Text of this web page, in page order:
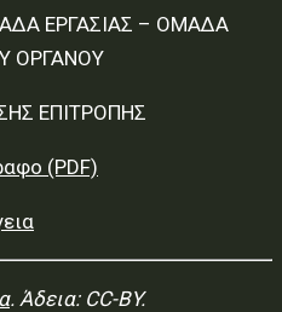
ΕΡΓΑΣΙΑΣ – ΟΜΑΔΑ
ΟΡΓΑΝΟΥ
ΕΠΙΤΡΟΠΗΣ
(PDF)
. Άδεια: CC-BY.